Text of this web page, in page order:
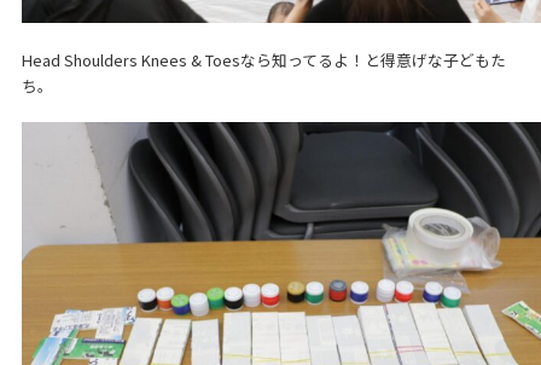
Head Shoulders Knees & Toesなら知ってるよ！と得意げな子どもた
ち。